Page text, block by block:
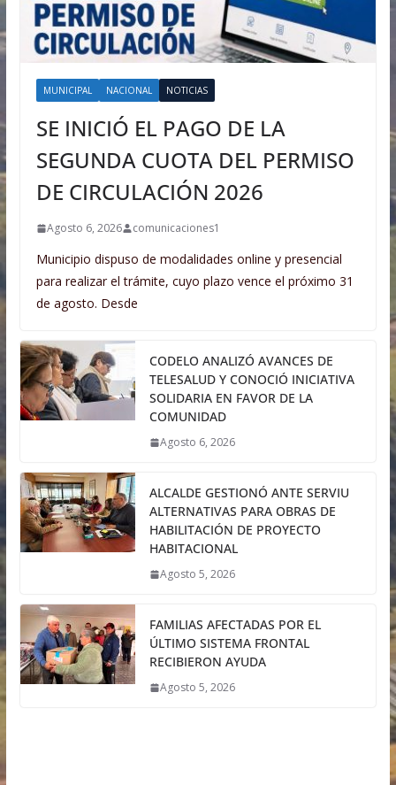
MUNICIPAL NACIONAL NOTICIAS
SE INICIÓ EL PAGO DE LA
SEGUNDA CUOTA DEL PERMISO
DE CIRCULACIÓN 2026
Agosto 6, 2026 comunicaciones1
Municipio dispuso de modalidades online y presencial
para realizar el trámite, cuyo plazo vence el próximo 31
de agosto. Desde
CODELO ANALIZÓ AVANCES DE
TELESALUD Y CONOCIÓ INICIATIVA
SOLIDARIA EN FAVOR DE LA
COMUNIDAD
Agosto 6, 2026
ALCALDE GESTIONÓ ANTE SERVIU
ALTERNATIVAS PARA OBRAS DE
HABILITACIÓN DE PROYECTO
HABITACIONAL
Agosto 5, 2026
FAMILIAS AFECTADAS POR EL
ÚLTIMO SISTEMA FRONTAL
RECIBIERON AYUDA
Agosto 5, 2026